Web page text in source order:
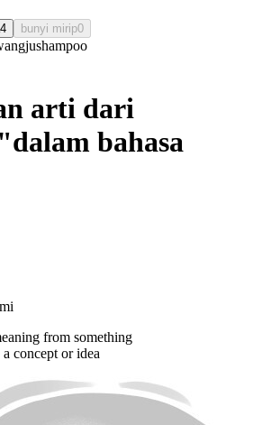
4 bunyi mirip0
shampoo
arti dari
bahasa
from something
a concept or idea